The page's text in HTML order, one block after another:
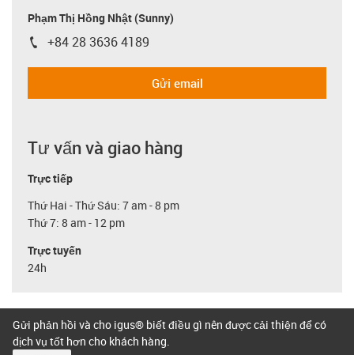
Phạm Thị Hồng Nhật (Sunny)
igus-icon-phone
+84 28 3636 4189
Gửi email
Tư vấn và giao hàng
Trực tiếp
Thứ Hai - Thứ Sáu: 7 am - 8 pm
Thứ 7: 8 am - 12 pm
Trực tuyến
24h
Gửi phản hồi và cho igus® biết điều gì nên được cải thiện để có
dịch vụ tốt hơn cho khách hàng.